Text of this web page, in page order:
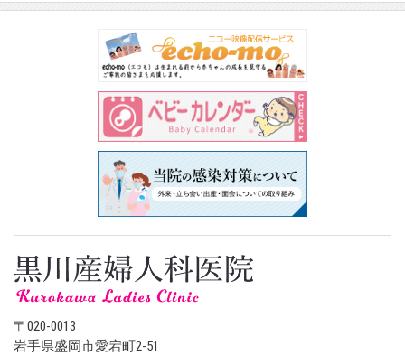
〒020-0013
岩手県盛岡市愛宕町2-51